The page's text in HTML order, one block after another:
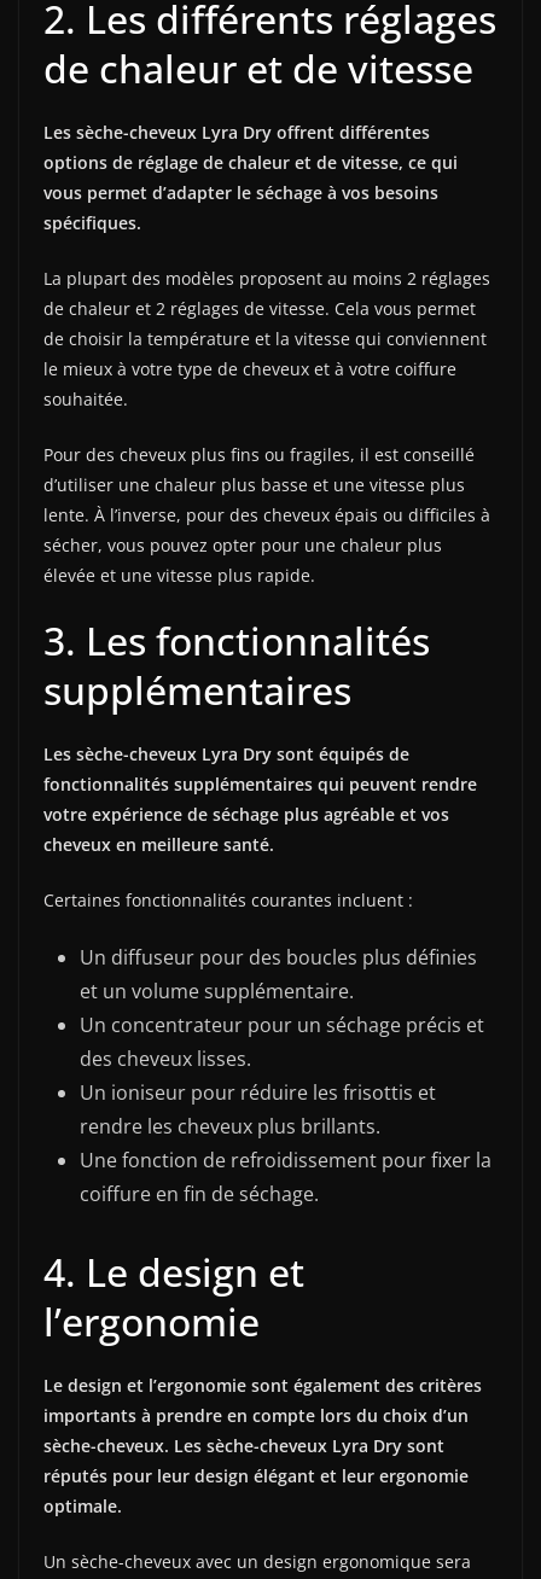
2. Les différents réglages
de chaleur et de vitesse
Les sèche-cheveux Lyra Dry offrent différentes
options de réglage de chaleur et de vitesse, ce qui
vous permet d’adapter le séchage à vos besoins
spécifiques.
La plupart des modèles proposent au moins 2 réglages
de chaleur et 2 réglages de vitesse. Cela vous permet
de choisir la température et la vitesse qui conviennent
le mieux à votre type de cheveux et à votre coiffure
souhaitée.
Pour des cheveux plus fins ou fragiles, il est conseillé
d’utiliser une chaleur plus basse et une vitesse plus
lente. À l’inverse, pour des cheveux épais ou difficiles à
sécher, vous pouvez opter pour une chaleur plus
élevée et une vitesse plus rapide.
3. Les fonctionnalités
supplémentaires
Les sèche-cheveux Lyra Dry sont équipés de
fonctionnalités supplémentaires qui peuvent rendre
votre expérience de séchage plus agréable et vos
cheveux en meilleure santé.
Certaines fonctionnalités courantes incluent :
Un diffuseur pour des boucles plus définies
et un volume supplémentaire.
Un concentrateur pour un séchage précis et
des cheveux lisses.
Un ioniseur pour réduire les frisottis et
rendre les cheveux plus brillants.
Une fonction de refroidissement pour fixer la
coiffure en fin de séchage.
4. Le design et
l’ergonomie
Le design et l’ergonomie sont également des critères
importants à prendre en compte lors du choix d’un
sèche-cheveux. Les sèche-cheveux Lyra Dry sont
réputés pour leur design élégant et leur ergonomie
optimale.
Un sèche-cheveux avec un design ergonomique sera